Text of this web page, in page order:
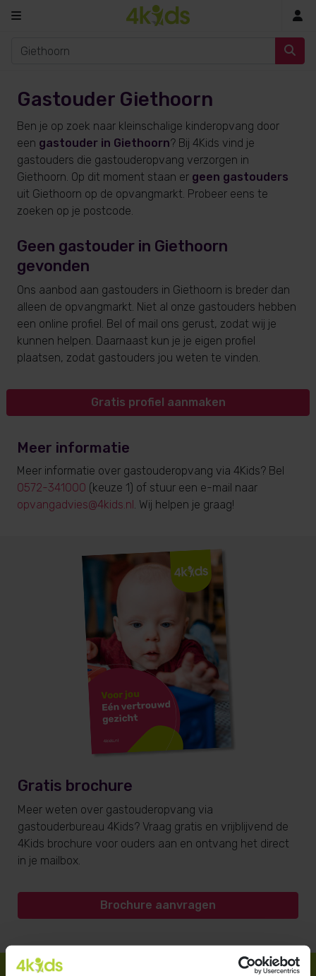
Gastouder Giethoorn
Ben je op zoek naar kleinschalige kinderopvang door
een gastouder in Giethoorn? Bij 4Kids vind je
gastouders die gastouderopvang verzorgen in
Giethoorn. Op dit moment staan er geen gastouders
uit Giethoorn op de opvangmarkt. Probeer eens te
zoeken op je postcode.
Geen gastouder in Giethoorn
gevonden
Ons aanbod aan gastouders in Giethoorn is breder dan
alleen de opvangmarkt. Niet al onze gastouders hebben
een online profiel. Bel of mail ons gerust, zodat wij je
kunnen helpen. Daarnaast kun je je eigen profiel
plaatsen, zodat gastouders jou weten te vinden.
Gratis profiel aanmaken
Meer informatie
Meer informatie over gastouderopvang via 4Kids? Bel
0572-341000 (keuze 1) of stuur een e-mail naar
opvangadvies@4kids.nl. Wij helpen je graag!
Gratis brochure
Meer weten over gastouderopvang via
gastouderbureau 4Kids? Vraag gratis en vrijblijvend de
4Kids brochure voor ouders aan en ontvang het direct
in je mailbox.
Brochure aanvragen